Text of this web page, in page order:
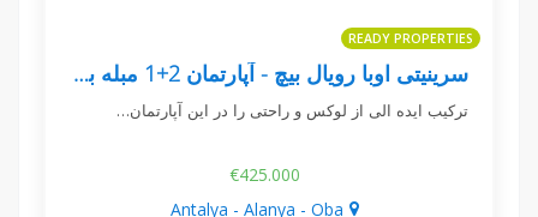
READY PROPERTIES
سرینیتی اوبا رویال بیچ - آپارتمان 2+1 مبله با نمای مستقیم دریا
ترکیب ایده الی از لوکس و راحتی را در این آپارتمان…
€425.000
Antalya - Alanya - Oba